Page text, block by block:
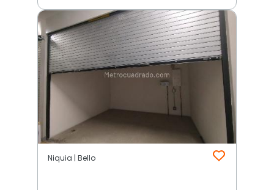
Niquia | Bello